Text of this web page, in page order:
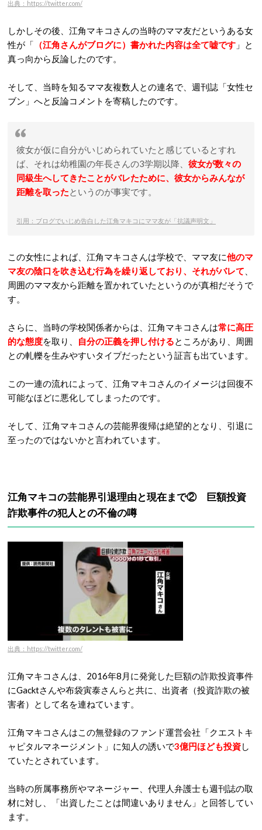
出典：https://twitter.com/
しかしその後、江角マキコさんの当時のママ友だというある女
性が「 （江角さんがブログに）書かれた内容は全て嘘です 」と
真っ向から反論したのです。
そして、当時を知るママ友複数人との連名で、週刊誌「女性セ
ブン」へと反論コメントを寄稿したのです。
彼女が仮に自分がいじめられていたと感じているとすれ
ば、それは幼稚園の年長さんの3学期以降、 彼女が数々の
同級生へしてきたことがバレたために、彼女からみんなが
距離を取ったというのが事実です。
引用：ブログでいじめ告白した江角マキコにママ友が「抗議声明文」
この女性によれば、江角マキコさんは学校で、ママ友に他のマ
マ友の陰口を吹き込む行為を繰り返しており、それがバレて
周囲のママ友から距離を置かれていたというのが真相だそうで
す。
さらに、当時の学校関係者からは、江角マキコさんは常に高圧
的な態度を取り、 自分の正義を押し付けるところがあり、周囲
との軋轢を生みやすいタイプだったという証言も出ています。
この一連の流れによって、江角マキコさんのイメージは回復不
可能なほどに悪化してしまったのです。
そして、江角マキコさんの芸能界復帰は絶望的となり、引退に
至ったのではないかと言われています。
江角マキコの芸能界引退理由と現在まで② 巨額投資
詐欺事件の犯人との不倫の噂
出典：https://twitter.com/
江角マキコさんは、2016年8月に発覚した巨額の詐欺投資事件
にGacktさんや布袋寅泰さんらと共に、出資者（投資詐欺の被
害者）として名を連ねています。
江角マキコさんはこの無登録のファンド運営会社「クエストキ
ャピタルマネージメント」に知人の誘いで3億円ほども投資し
ていたとされています。
当時の所属事務所やマネージャー、代理人弁護士も週刊誌の取
材に対し、「出資したことは間違いありません」と回答してい
ます。